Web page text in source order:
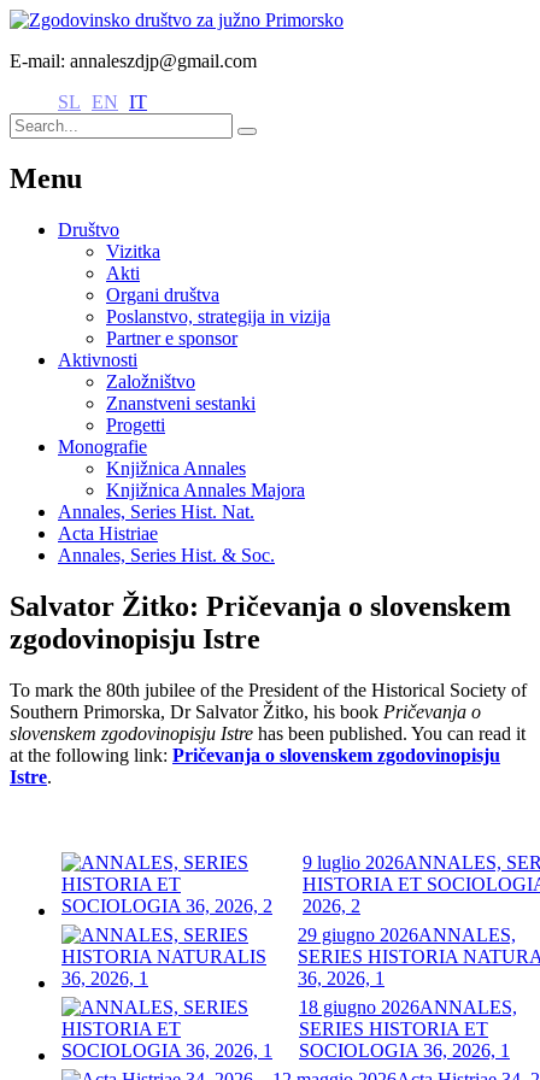
E-mail: annaleszdjp@gmail.com
SL EN IT
Menu
Društvo
Vizitka
Akti
Organi društva
Poslanstvo, strategija in vizija
Partner e sponsor
Aktivnosti
Založništvo
Znanstveni sestanki
Progetti
Monografie
Knjižnica Annales
Knjižnica Annales Majora
Annales, Series Hist. Nat.
Acta Histriae
Annales, Series Hist. & Soc.
Salvator Žitko: Pričevanja o slovenskem
zgodovinopisju Istre
To mark the 80th jubilee of the President of the Historical Society of
Southern Primorska, Dr Salvator Žitko, his book Pričevanja o
slovenskem zgodovinopisju Istre has been published. You can read it
at the following link: Pričevanja o slovenskem zgodovinopisju
Istre.
9 luglio 2026ANNALES,
HISTORIA ET
2026, 2
29 giugno 2026ANNALES,
SERIES HISTORIA
36, 2026, 1
18 giugno 2026ANNALES,
SERIES HISTORIA ET
SOCIOLOGIA 36, 2026, 1